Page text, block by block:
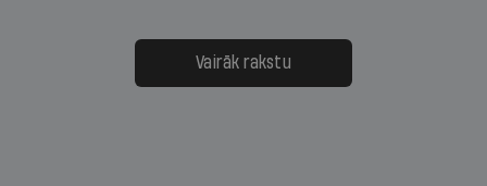
Vairāk rakstu